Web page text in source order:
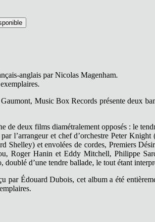
anglais par Nicolas Magenham.
Music Box Records présente deux
de deux films diamétralement opposés : le
l’arrangeur et chef d’orchestre Peter Knight
Shelley) et envolées de cordes, Premiers
Roger Hanin et Eddy Mitchell, Philippe
doublé d’une tendre ballade, le tout étant
par Édouard Dubois, cet album a été